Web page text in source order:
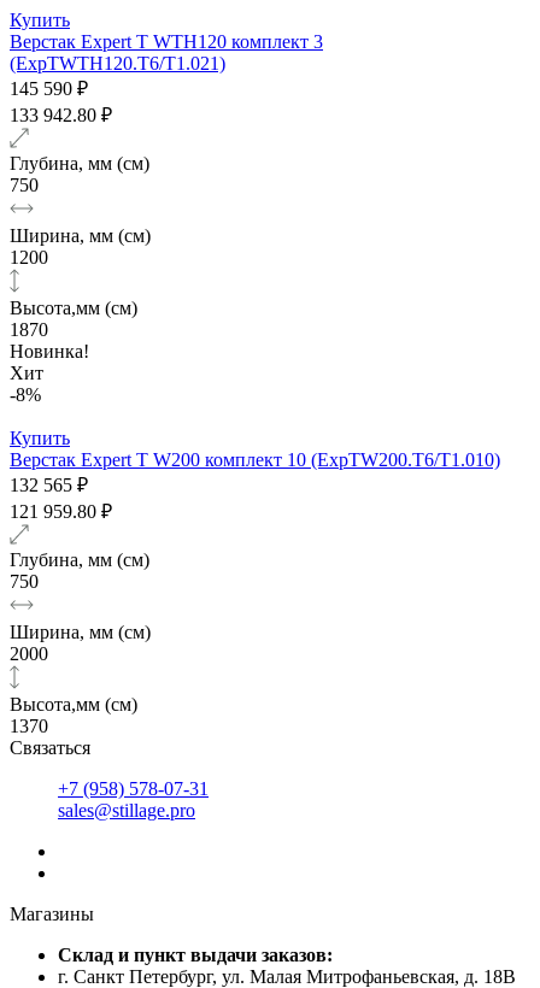
Купить
Верстак Expert T WTH120 комплект 3
(ExpTWTH120.T6/T1.021)
145 590 ₽
133 942.80 ₽
Глубина, мм (см)
750
Ширина, мм (см)
1200
Высота,мм (см)
1870
Новинка!
Хит
-8%
Купить
Верстак Expert T W200 комплект 10 (ExpTW200.T6/T1.010)
132 565 ₽
121 959.80 ₽
Глубина, мм (см)
750
Ширина, мм (см)
2000
Высота,мм (см)
1370
Связаться
+7 (958) 578-07-31
sales@stillage.pro
Магазины
Cклад и пункт выдачи заказов:
г. Санкт Петербург, ул. Малая Митрофаньевская, д. 18В